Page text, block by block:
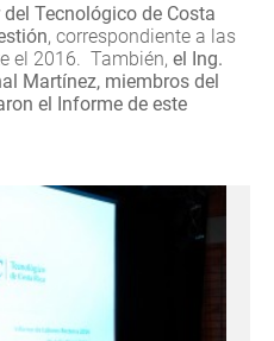
del Tecnológico de Costa
, correspondiente a las
el 2016. También, el Ing.
Martínez, miembros del
el Informe de este